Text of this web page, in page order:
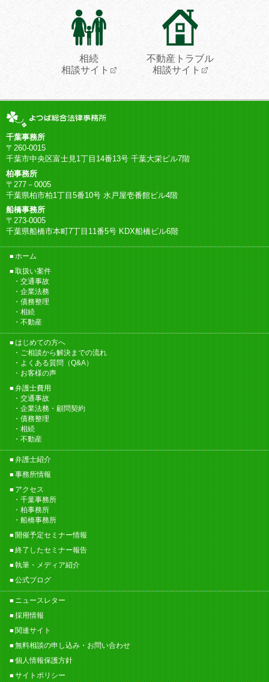
相続
相談サイト
不動産トラブル
相談サイト
千葉事務所
〒260-0015
千葉市中央区富士見1丁目14番13号 千葉大栄ビル7階
柏事務所
〒277－0005
千葉県柏市柏1丁目5番10号 水戸屋壱番館ビル4階
船橋事務所
〒273-0005
千葉県船橋市本町7丁目11番5号 KDX船橋ビル6階
ホーム
取扱い案件
交通事故
企業法務
債務整理
相続
不動産
はじめての方へ
ご相談から解決までの流れ
よくある質問（Q&A）
お客様の声
弁護士費用
交通事故
企業法務・顧問契約
債務整理
相続
不動産
弁護士紹介
事務所情報
アクセス
千葉事務所
柏事務所
船橋事務所
開催予定セミナー情報
終了したセミナー報告
執筆・メディア紹介
公式ブログ
ニュースレター
採用情報
関連サイト
無料相談の申し込み・お問い合わせ
個人情報保護方針
サイトポリシー